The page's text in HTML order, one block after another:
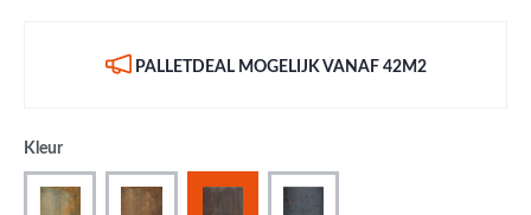
PALLETDEAL MOGELIJK VANAF 42M2
Kleur